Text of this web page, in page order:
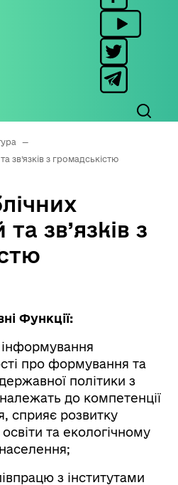
—
зв’язків з громадськістю
зв’язків з
Функції:
про формування та
політики з
до компетенції
сприяє розвитку
освіти та екологічному
з інститутами